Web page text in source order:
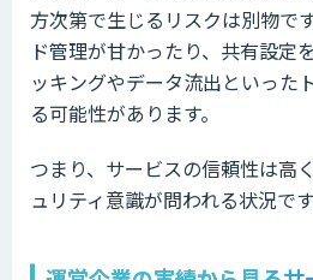
方次第で生じるリスクは別物で
ド管理が甘かったり、共有設定
ッキングやデータ流出といった
る可能性があります。
つまり、サービスの信頼性は高
ュリティ意識が問われる状況です